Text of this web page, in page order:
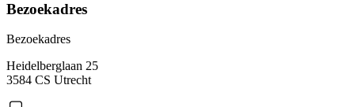
Bezoekadres
Bezoekadres
Heidelberglaan 25
3584 CS Utrecht